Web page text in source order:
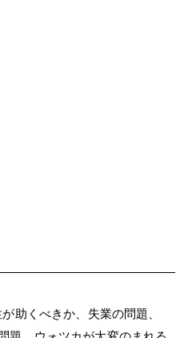
助くべきか、失業の問題、